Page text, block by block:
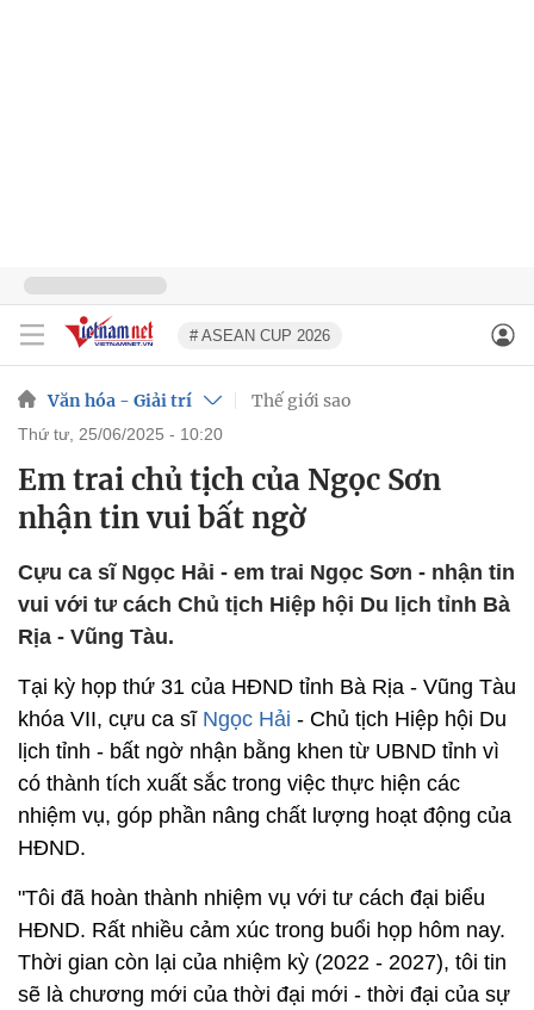
# ASEAN CUP 2026
Văn hóa - Giải trí Thế giới sao
thứ tư, 25/06/2025 - 10:20
Em trai chủ tịch của Ngọc Sơn
nhận tin vui bất ngờ
Cựu ca sĩ Ngọc Hải - em trai Ngọc Sơn - nhận tin
vui với tư cách Chủ tịch Hiệp hội Du lịch tỉnh Bà
Rịa - Vũng Tàu.
Tại kỳ họp thứ 31 của HĐND tỉnh Bà Rịa - Vũng Tàu
khóa VII, cựu ca sĩ Ngọc Hải - Chủ tịch Hiệp hội Du
lịch tỉnh - bất ngờ nhận bằng khen từ UBND tỉnh vì
có thành tích xuất sắc trong việc thực hiện các
nhiệm vụ, góp phần nâng chất lượng hoạt động của
HĐND.
"Tôi đã hoàn thành nhiệm vụ với tư cách đại biểu
HĐND. Rất nhiều cảm xúc trong buổi họp hôm nay.
Thời gian còn lại của nhiệm kỳ (2022 - 2027), tôi tin
sẽ là chương mới của thời đại mới - thời đại của sự